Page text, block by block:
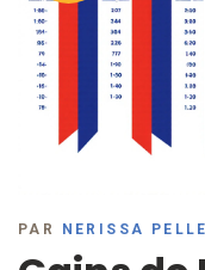
PAR NERISSA